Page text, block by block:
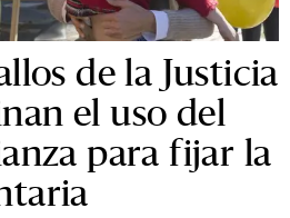
de la Justicia
el uso del
para fijar la